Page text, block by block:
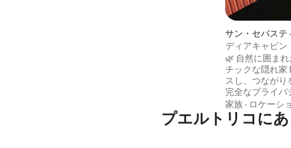
サン・セバステ
ハウス
ディアキャビ
ライバシー
🌿 自然に囲ま
チックな隠れ家 Deer Cabinは、リラック
スし、つながり
完全なプライ
ルにぴったりの宿泊先
トの温水プー
ド、ファイヤ
家族 · ロケーシ
プエルトリコに